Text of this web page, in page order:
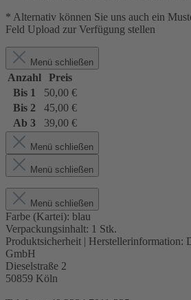
* Alternativ können Sie uns auch ein
Feld Upload zur Verfügung stellen
Menü schließen
Anzahl
Preis
Bis 1
50,00 €
Bis 2
45,00 €
Ab 3 39,00 €
Menü schließen
Menü schließen
Menü schließen
Farbe (Kartei): blau
Verpackungsinhalt: 1 Stk.
Produktsicherheit | Herstellerinformation:
GmbH
Dieselstraße 2
50859 Köln